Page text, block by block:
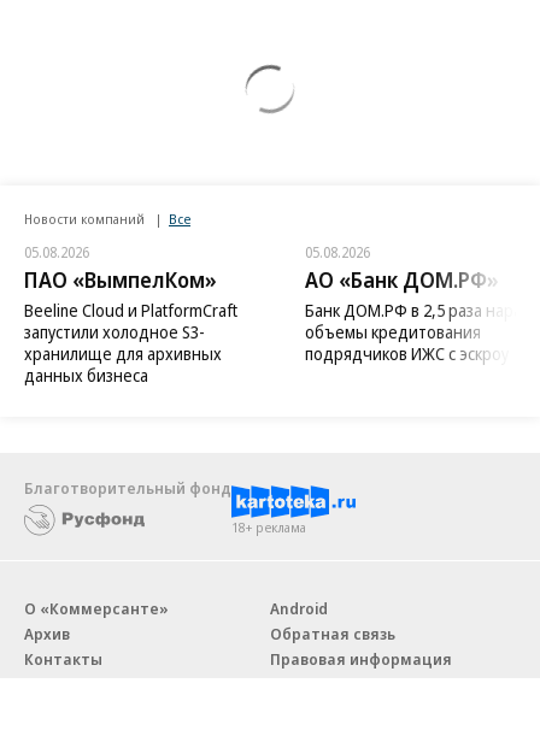
Новости компаний Все
05.08.2026
ПАО «ВымпелКом»
Beeline Cloud и PlatformCraft
запустили холодное S3-
хранилище для архивных
данных бизнеса
05.08.2026
АО «Банк ДОМ.РФ»
Банк ДОМ.РФ в 2,5 раза
объемы кредитования
подрядчиков ИЖС с эскроу
Благотворительный фонд
18+ реклама
О «Коммерсанте»
Архив
Контакты
Android
Обратная связь
Правовая информация